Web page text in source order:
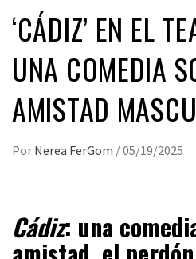
‘CÁDIZ’ EN EL
UNA COMEDIA
AMISTAD
Por Nerea FerGom /05/19/2025
Cádiz: una